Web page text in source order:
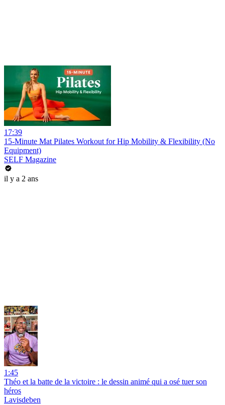
17:39
15-Minute Mat Pilates Workout for Hip Mobility & Flexibility (No
Equipment)
SELF Magazine
il y a 2 ans
1:45
Théo et la batte de la victoire : le dessin animé qui a osé tuer son
héros
Lavisdeben